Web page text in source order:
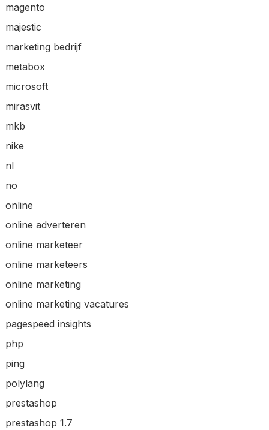
magento
majestic
marketing bedrijf
metabox
microsoft
mirasvit
mkb
nike
nl
no
online
online adverteren
online marketeer
online marketeers
online marketing
online marketing vacatures
pagespeed insights
php
ping
polylang
prestashop
prestashop 1.7